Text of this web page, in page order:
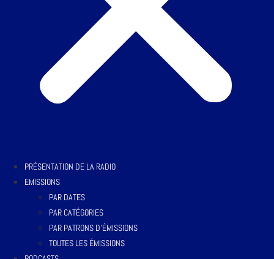
PRÉSENTATION DE LA RADIO
EMISSIONS
PAR DATES
PAR CATÉGORIES
PAR PATRONS D’ÉMISSIONS
TOUTES LES ÉMISSIONS